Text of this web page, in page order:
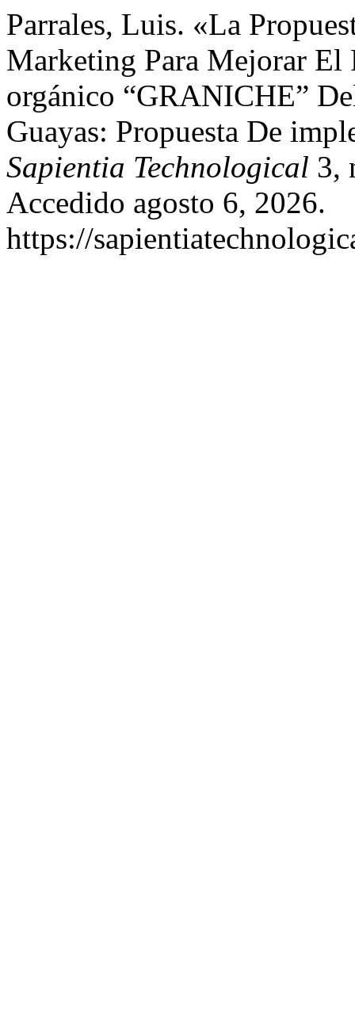
Parrales, Luis. «La
Marketing Para Mejorar El
orgánico “GRANICHE”
Guayas: Propuesta De
Sapientia Technological 3,
Accedido agosto 6, 2026.
https://